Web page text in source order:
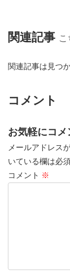
関連記事
関連記事は見つ
コメント
お気軽にコメ
メールアドレス
いている欄は必
コメント ※